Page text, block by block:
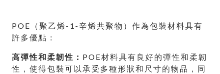
POE（聚乙烯-1-辛烯共聚物）作為包裝材料具有
許多優點：
高彈性和柔韌性： POE材料具有良好的彈性和柔韌
性，使得包裝可以承受多種形狀和尺寸的物品，同